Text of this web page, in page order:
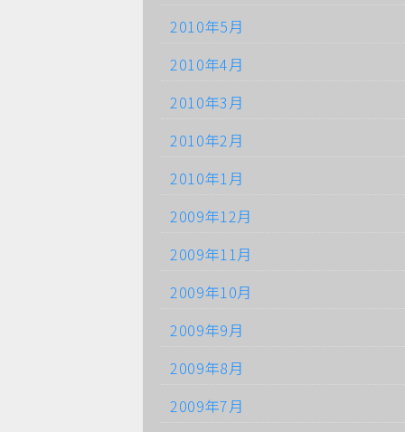
2010年5月
2010年4月
2010年3月
2010年2月
2010年1月
2009年12月
2009年11月
2009年10月
2009年9月
2009年8月
2009年7月